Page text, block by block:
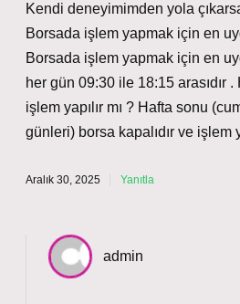
Kendi deneyimimden yola
Borsada işlem yapmak için en
Borsada işlem yapmak için en
her gün 09:30 ile 18:15 arasıdır
işlem yapılır mı ? Hafta sonu
günleri) borsa kapalıdır ve işlem
Aralık 30, 2025 Yanıtla
admin